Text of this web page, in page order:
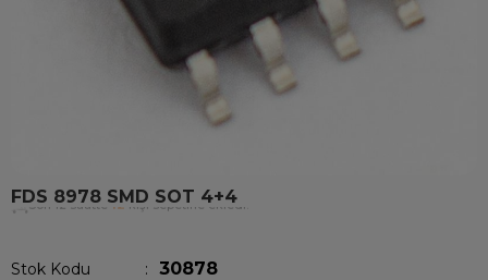
FDS 8978 SMD SOT 4+4
Stok Kodu 30878